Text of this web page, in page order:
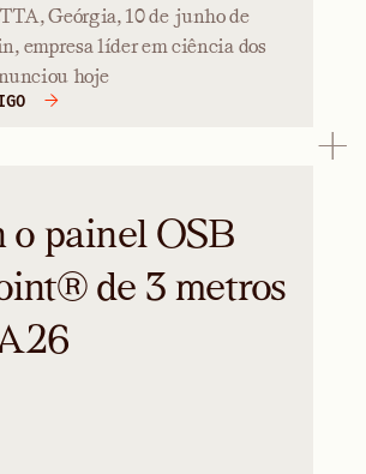
Geórgia, 10 de junho de
empresa líder em ciência dos
hoje
painel OSB
de 3 metros